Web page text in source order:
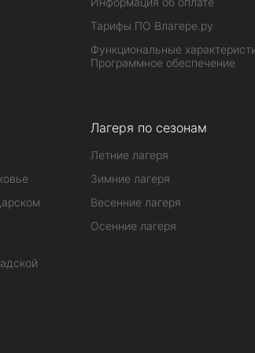
Тарифы ПО Влагере.ру
Функциональные
Программное обеспечение
Лагеря по сезонам
Летние лагеря
Зимние лагеря
Весенние лагеря
Осенние лагеря